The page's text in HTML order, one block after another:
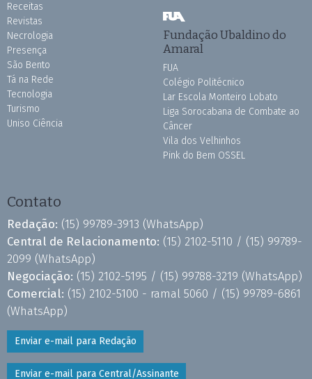
Receitas
Revistas
Necrologia
Presença
São Bento
Tá na Rede
Tecnologia
Turismo
Uniso Ciência
Fundação Ubaldino do
Amaral
FUA
Colégio Politécnico
Lar Escola Monteiro Lobato
Liga Sorocabana de Combate ao
Câncer
Vila dos Velhinhos
Pink do Bem OSSEL
Contato
Redação: (15) 99789-3913 (WhatsApp)
Central de Relacionamento: (15) 2102-5110 / (15) 99789-
2099 (WhatsApp)
Negociação: (15) 2102-5195 / (15) 99788-3219 (WhatsApp)
Comercial: (15) 2102-5100 - ramal 5060 / (15) 99789-6861
(WhatsApp)
Enviar e-mail para Redação
Enviar e-mail para Central/Assinante